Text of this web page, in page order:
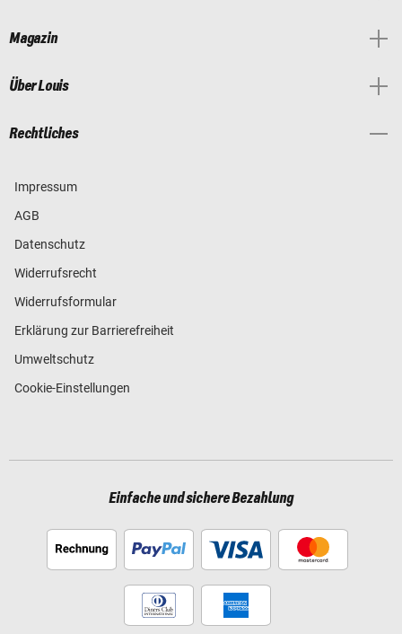
Magazin
Über Louis
Rechtliches
Impressum
AGB
Datenschutz
Widerrufsrecht
Widerrufsformular
Erklärung zur Barrierefreiheit
Umweltschutz
Cookie-Einstellungen
Einfache und sichere Bezahlung